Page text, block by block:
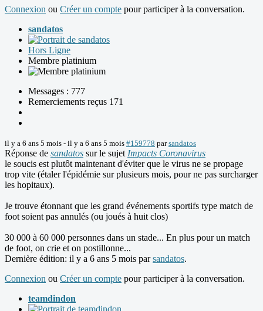
Connexion ou Créer un compte pour participer à la conversation.
sandatos
Hors Ligne
Membre platinium
Messages : 777
Remerciements reçus 171
il y a 6 ans 5 mois - il y a 6 ans 5 mois #159778 parsandatos
Réponse de sandatos sur le sujet Impacts Coronavirus
le soucis est plutôt maintenant d'éviter que le virus ne se propage
trop vite (étaler l'épidémie sur plusieurs mois, pour ne pas surcharger
les hopitaux).
Je trouve étonnant que les grand événements sportifs type match de
foot soient pas annulés (ou joués à huit clos)
30 000 à 60 000 personnes dans un stade... En plus pour un match
de foot, on crie et on postillonne...
Dernière édition: il y a 6 ans 5 mois parsandatos.
Connexion ou Créer un compte pour participer à la conversation.
teamdindon